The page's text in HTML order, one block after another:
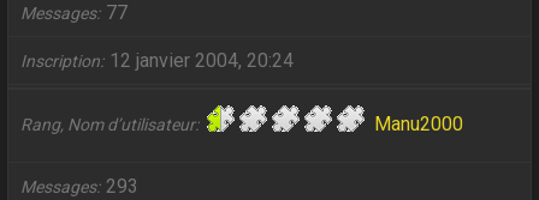
Messages 77
Inscription 12 janvier 2004, 20:24
Rang, Nom d’utilisateur Manu2000
Messages 293